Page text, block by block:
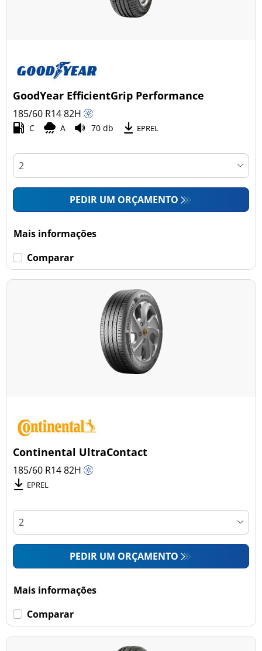
GoodYear EfficientGrip Performance
185/60 R1482H
C A 70 db EPREL
PEDIR UM ORÇAMENTO
Mais informações
Comparar
Continental UltraContact
185/60 R1482H
EPREL
PEDIR UM ORÇAMENTO
Mais informações
Comparar